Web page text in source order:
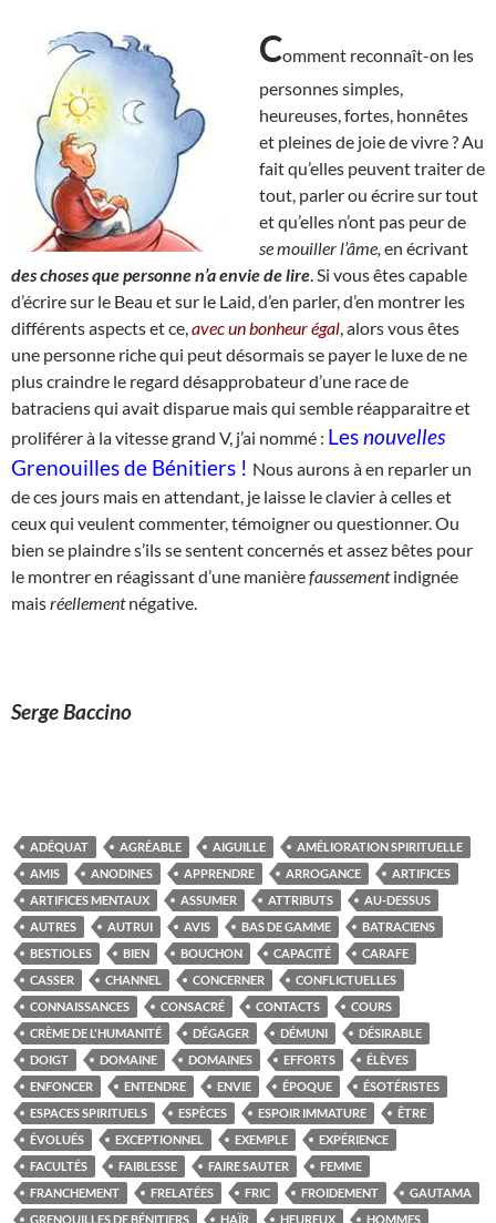
Comment reconnaît-on les
personnes simples,
heureuses, fortes, honnêtes
et pleines de joie de vivre ? Au
fait qu’elles peuvent traiter de
tout, parler ou écrire sur tout
et qu’elles n’ont pas peur de
semouiller l’âme, en écrivant
des choses que personne n’a envie de lire . Si vous êtes capable
d’écrire sur le Beau et sur le Laid, d’en parler, d’en montrer les
différents aspects et ce, avec un bonheur égal , alors vous êtes
une personne riche qui peut désormais se payer le luxe de ne
plus craindre le regard désapprobateur d’une race de
batraciens qui avait disparue mais qui semble réapparaitre et
proliférer à la vitesse grand V, j’ai nommé : Lesnouvelles
Grenouilles de Bénitiers ! Nous aurons à en reparler un
de ces jours mais en attendant, je laisse le clavier à celles et
ceux qui veulent commenter, témoigner ou questionner. Ou
bien se plaindre s’ils se sentent concernés et assez bêtes pour
le montrer en réagissant d’une manièrefaussementindignée
maisréellementnégative.
Serge Baccino
ADÉQUAT AGRÉABLE AIGUILLE
AMÉLIORATION SPIRITUELLE
AMIS
ANODINES APPRENDRE ARROGANCE
ARTIFICES
ARTIFICES MENTAUX
ASSUMER ATTRIBUTS
AU-DESSUS
AUTRES
AUTRUI AVIS BAS DE GAMME
BATRACIENS
BESTIOLES
BIEN BOUCHON CAPACITÉ
CARAFE
CASSER
CHANNEL CONCERNER
CONFLICTUELLES
CONNAISSANCES
CONSACRÉ CONTACTS
COURS
CRÈME DE L'HUMANITÉ
DÉGAGER DÉMUNI
DÉSIRABLE
DOIGT
DOMAINE DOMAINES EFFORTS
ÉLÈVES
ENFONCER
ENTENDRE ENVIE ÉPOQUE
ÉSOTÉRISTES
ESPACES SPIRITUELS
ESPÈCES ESPOIR IMMATURE
ÊTRE
ÉVOLUÉS
EXCEPTIONNEL EXEMPLE
EXPÉRIENCE
FACULTÉS
FAIBLESSE FAIRE SAUTER
FEMME
FRANCHEMENT
FRELATÉES FRIC FROIDEMENT
GAUTAMA
GRENOUILLES DE BÉNITIERS
HAÏR HEUREUX HOMMES